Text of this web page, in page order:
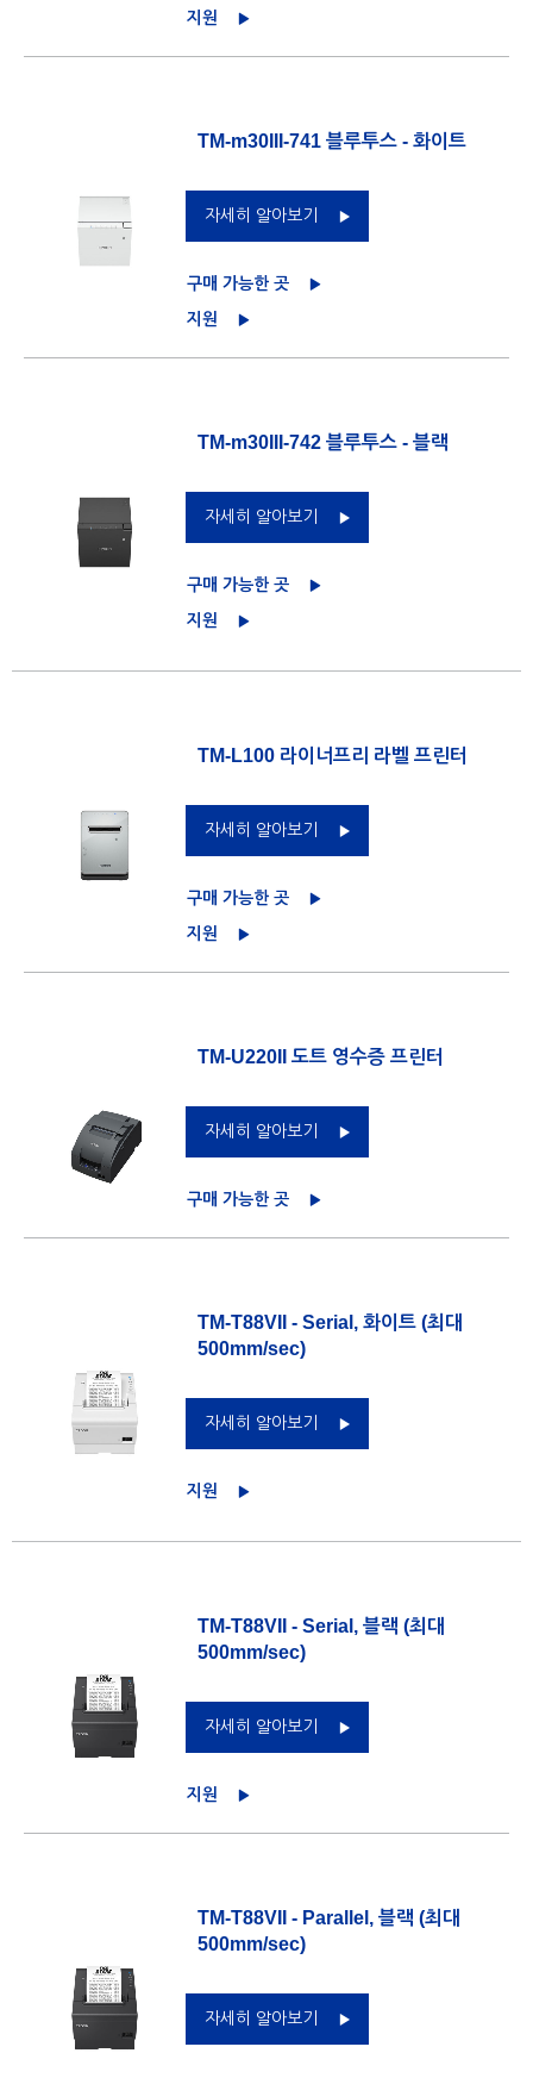
지원
TM-m30III-741 블루투스 - 화이트
자세히 알아보기
구매 가능한 곳
지원
TM-m30III-742 블루투스 - 블랙
자세히 알아보기
구매 가능한 곳
지원
TM-L100 라이너프리 라벨 프린터
자세히 알아보기
구매 가능한 곳
지원
TM-U220II 도트 영수증 프린터
자세히 알아보기
구매 가능한 곳
TM-T88VII - Serial, 화이트 (최대
500mm/sec)
자세히 알아보기
지원
TM-T88VII - Serial, 블랙 (최대
500mm/sec)
자세히 알아보기
지원
TM-T88VII - Parallel, 블랙 (최대
500mm/sec)
자세히 알아보기